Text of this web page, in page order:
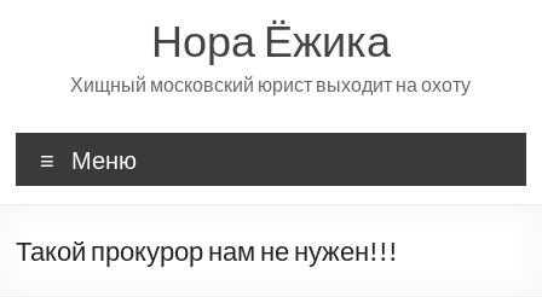
Нора Ёжика
Хищный московский юрист выходит на охоту
Меню
Такой прокурор нам не нужен!!!